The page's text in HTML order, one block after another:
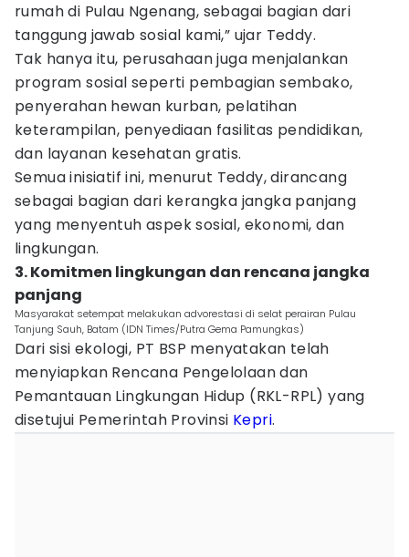
rumah di Pulau Ngenang, sebagai bagian dari
tanggung jawab sosial kami,” ujar Teddy.
Tak hanya itu, perusahaan juga menjalankan
program sosial seperti pembagian sembako,
penyerahan hewan kurban, pelatihan
keterampilan, penyediaan fasilitas pendidikan,
dan layanan kesehatan gratis.
Semua inisiatif ini, menurut Teddy, dirancang
sebagai bagian dari kerangka jangka panjang
yang menyentuh aspek sosial, ekonomi, dan
lingkungan.
3. Komitmen lingkungan dan rencana jangka
panjang
Masyarakat setempat melakukan advorestasi di selat perairan Pulau
Tanjung Sauh, Batam (IDN Times/Putra Gema Pamungkas)
Dari sisi ekologi, PT BSP menyatakan telah
menyiapkan Rencana Pengelolaan dan
Pemantauan Lingkungan Hidup (RKL-RPL) yang
disetujui Pemerintah Provinsi Kepri.